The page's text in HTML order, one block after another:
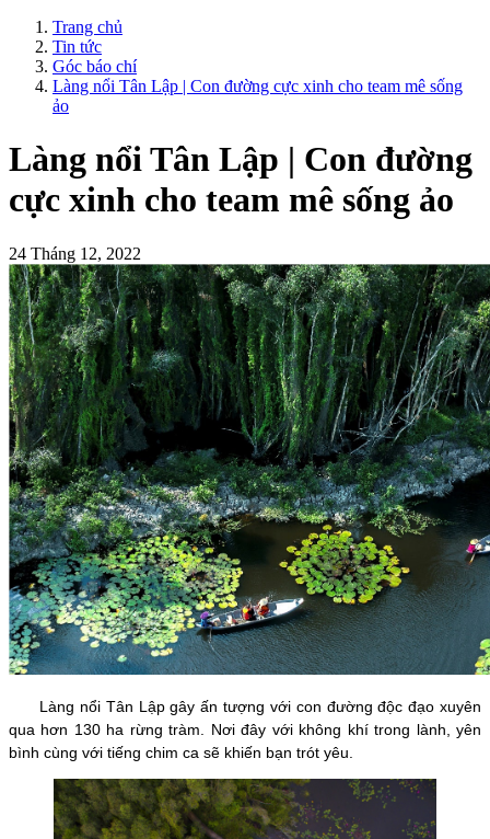
Trang chủ
Tin tức
Góc báo chí
Làng nổi Tân Lập | Con đường cực xinh cho team mê sống
ảo
Làng nổi Tân Lập | Con đường
cực xinh cho team mê sống ảo
24 Tháng 12, 2022
Làng nổi Tân Lập gây ấn tượng với con đường độc đạo xuyên
qua hơn 130 ha rừng tràm. Nơi đây với không khí trong lành, yên
bình cùng với tiếng chim ca sẽ khiến bạn trót yêu.